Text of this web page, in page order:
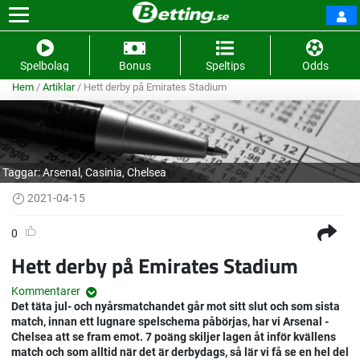
Spelbolag Bonus Speltips Odds
Hem / Artiklar/ Hett derby på Emirates Stadium
Taggar:Arsenal , Casinia, Chelsea
2021-04-15
0
Hett derby på Emirates Stadium
Kommentarer
Det täta jul- och nyårsmatchandet går mot sitt slut och som sista
match, innan ett lugnare spelschema påbörjas, har vi Arsenal -
Chelsea att se fram emot. 7 poäng skiljer lagen åt inför kvällens
match och som alltid när det är derbydags, så lär vi få se en hel del